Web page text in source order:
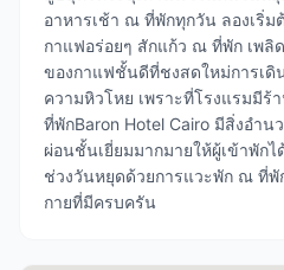
อาหารเช้า ณ ที่พักทุกวัน ลองเริ่
กาแฟอร่อยๆ สักแก้ว ณ ที่พัก เพ
ของกาแฟชั้นดีที่ชงสดใหม่การเ
ความหิวโหย เพราะที่โรงแรมมีร้
ที่พักBaron Hotel Cairo มีสิ่งอำน
ผ่อนชั้นเยี่ยมมากมายให้ผู้เข้าพัก
ช่วงวันหยุดด้วยการแวะพัก ณ ที่
กายที่มีครบครัน